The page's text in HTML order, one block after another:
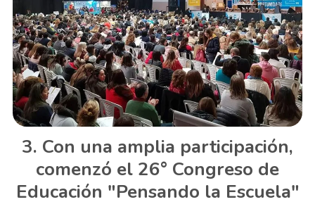
Con una amplia participación,
comenzó el 26° Congreso de
Educación "Pensando la Escuela"